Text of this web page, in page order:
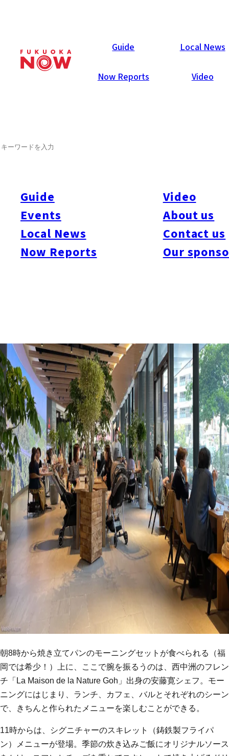
Guide Local News
Now Reports Video
Guide
Events
Local News
Now Reports
Video
About us
Contact us
Our
Now Reports
ープンした。天井が高く明るく広々とした店内には、観葉植物
とテーブル、カウンター席が心地よく配置され、通りに面した
朝8時から焼き立てパンのモーニングセットが食べられる（福
岡では希少！）上に、ここで腕を振るうのは、西中洲のフレン
チ「La Maison de la Nature Goh」出身の安藤寛シェフ。モー
ニングにはじまり、ランチ、カフェ、バルとそれぞれのシーン
で、きちんと作られたメニューを楽しむことができる。
11時からは、シグニチャーのスキレット（鋳鉄製フライパ
ン）メニューが登場。季節の炊き込みご飯にオリジナルソース